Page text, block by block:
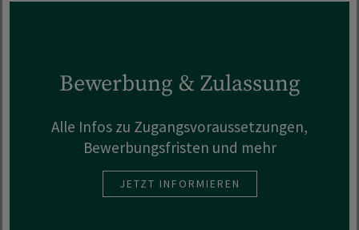
Bewerbung & Zulassung
Alle Infos zu Zugangsvoraussetzungen,
Bewerbungsfristen und mehr
JETZT INFORMIEREN